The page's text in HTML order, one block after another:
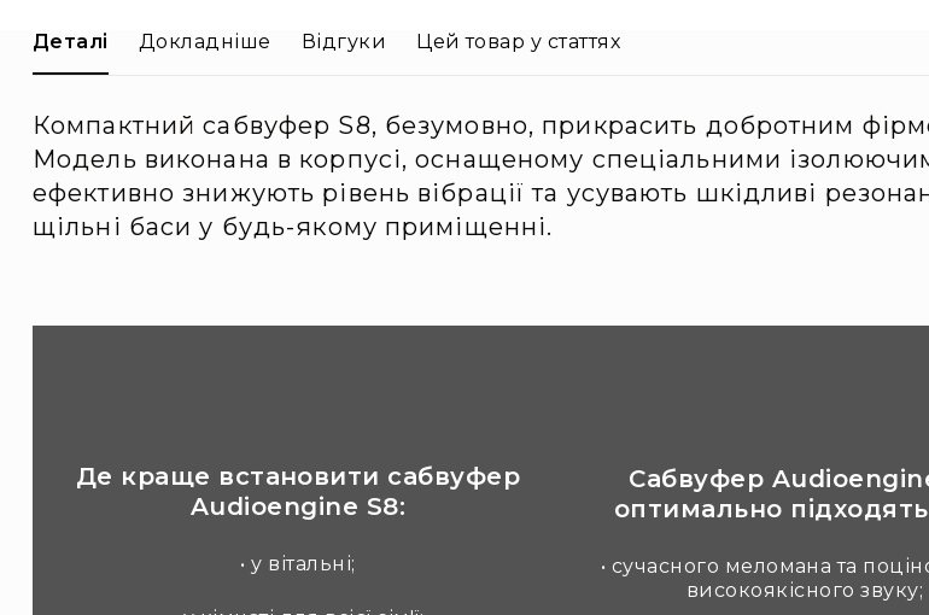
Деталі
Компактний сабвуфер S8, безумовно, прикрасить добротним
Модель виконана в корпусі, оснащеному спеціальними
ефективно знижують рівень вібрації та усувають шкідливі
щільні баси у будь-якому приміщенні.
Де краще встановити сабвуфер
Audioengine S8:
• у вітальні;
Сабвуфер
оптимально
• сучасного меломана та
високоякісного звуку;
Докладніше Відгуки Цей товар у статтях